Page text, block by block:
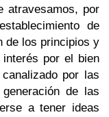
atravesamos, por
de
de los principios y
por el bien
por las
de las
a tener ideas